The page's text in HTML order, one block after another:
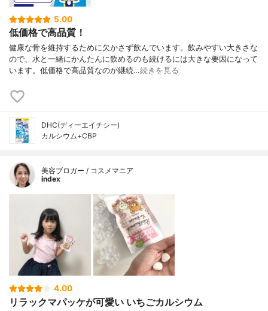
5.00
低価格で高品質！
健康な骨を維持するために欠かさず飲んでいます。飲みやすい大きさな
ので、水と一緒にかんたんに飲めるのも続けるには大きな要因になって
います。低価格で高品質なのが継続…続きを見る
DHC(ディーエイチシー)
カルシウム+CBP
美容ブロガー / コスメマニア
index
4.00
リラックマパッケが可愛い いちごカルシウム